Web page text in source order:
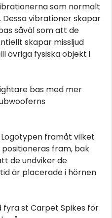
som normalt
vibrationer skapar
såväl som att de
skapar missljud
övriga fysiska objekt i
bas med mer
framåt vilket
fram, bak
de undviker de
är placerade i hörnen
st Carpet Spikes för